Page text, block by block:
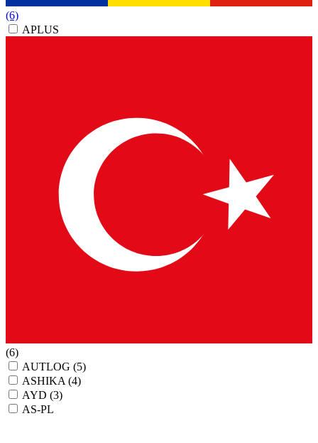
(6)
APLUS
(6)
AUTLOG (5)
ASHIKA (4)
AYD (3)
AS-PL